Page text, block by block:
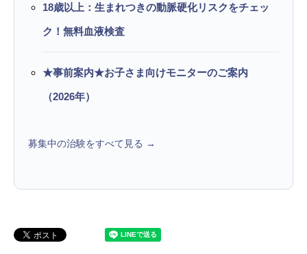
18歳以上：生まれつきの動脈硬化リスクをチェッ
ク！無料血液検査
★事前案内★お子さま向けモニターのご案内
（2026年）
募集中の治験をすべて見る →